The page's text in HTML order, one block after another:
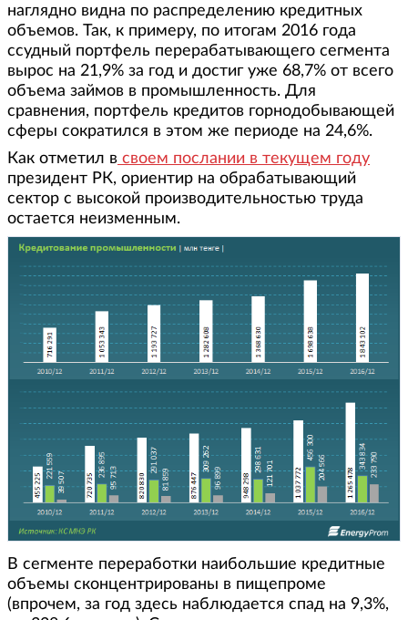
наглядно видна по распределению кредитных
объемов. Так, к примеру, по итогам 2016 года
ссудный портфель перерабатывающего сегмента
вырос на 21,9% за год и достиг уже 68,7% от всего
объема займов в промышленность. Для
сравнения, портфель кредитов горнодобывающей
сферы сократился в этом же периоде на 24,6%.
Как отметил в своем послании в текущем году
президент РК, ориентир на обрабатывающий
сектор с высокой производительностью труда
остается неизменным.
В сегменте переработки наибольшие кредитные
объемы сконцентрированы в пищепроме
(впрочем, за год здесь наблюдается спад на 9,3%,